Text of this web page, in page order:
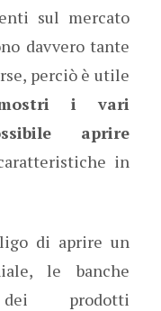
sul mercato
davvero tante
perciò è utile
mostri i vari
aprire
in
di aprire un
le banche
prodotti